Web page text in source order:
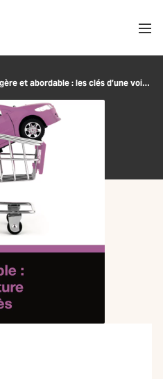
Légère et abordable : les clés d’une voiture électrique européenne à succès